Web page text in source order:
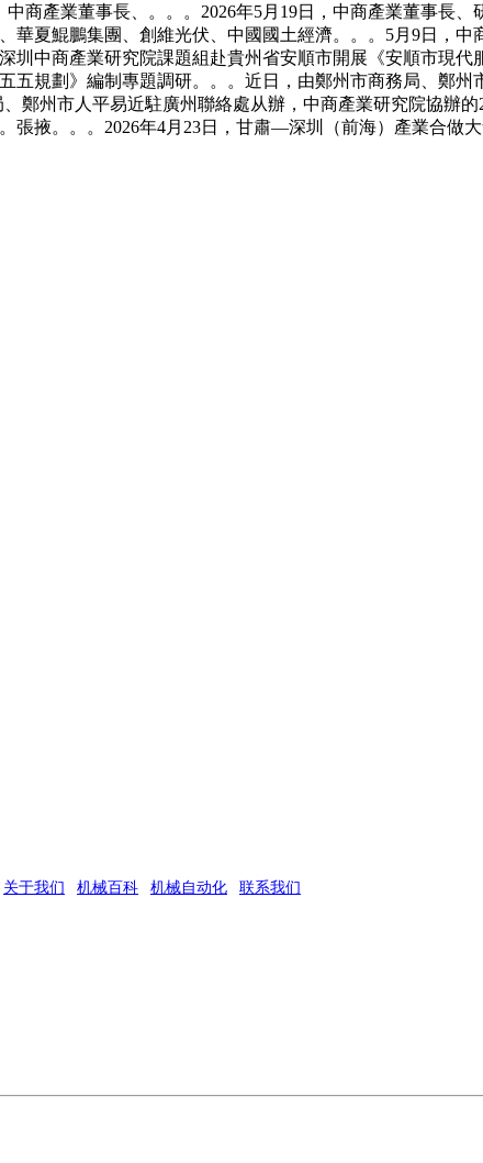
商產業董事長、。。。2026年5月19日，中商產業董事長
夏鯤鵬集團、創維光伏、中國國土經濟。。。5月9日，
中商產業研究院課題組赴貴州省安順市開展《安順市現代
規劃》編制專題調研。。。近日，由鄭州市商務局、鄭州
鄭州市人平易近駐廣州聯絡處从辦，中商產業研究院協辦
掖。。。2026年4月23日，甘肅—深圳（前海）產業合做
关于我们 机械百科 机械自动化 联系我们